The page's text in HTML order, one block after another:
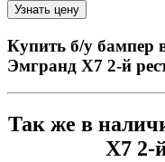
Купить б/у бампер
Эмгранд Х7 2-й
Так же в
X7 2-